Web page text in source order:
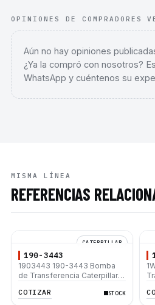
OPINIONES DE COMPRADORES
Aún no hay opiniones
¿Ya la compró con nosotros?
WhatsApp y cuéntenos su
MISMA LÍNEA
REFERENCIAS
CATERPILLAR
190-3443
1903443 190-3443 Bomba
de Transferencia Caterpillar®
385B D8R D8T D9T 735C
COTIZAR STOCK